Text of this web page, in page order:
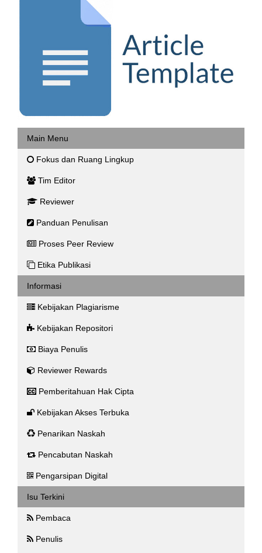
Main Menu
Fokus dan Ruang Lingkup
Tim Editor
Reviewer
Panduan Penulisan
Proses Peer Review
Etika Publikasi
Informasi
Kebijakan Plagiarisme
Kebijakan Repositori
Biaya Penulis
Reviewer Rewards
Pemberitahuan Hak Cipta
Kebijakan Akses Terbuka
Penarikan Naskah
Pencabutan Naskah
Pengarsipan Digital
Isu Terkini
Pembaca
Penulis